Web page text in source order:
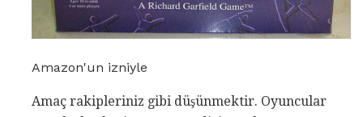
Amazon'un izniyle
Amaç rakipleriniz gibi düşünmektir. Oyuncular